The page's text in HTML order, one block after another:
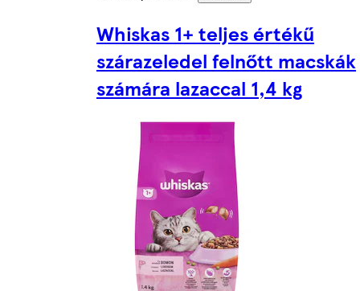
Whiskas 1+ teljes értékű
szárazeledel felnőtt macskák
számára lazaccal 1,4 kg